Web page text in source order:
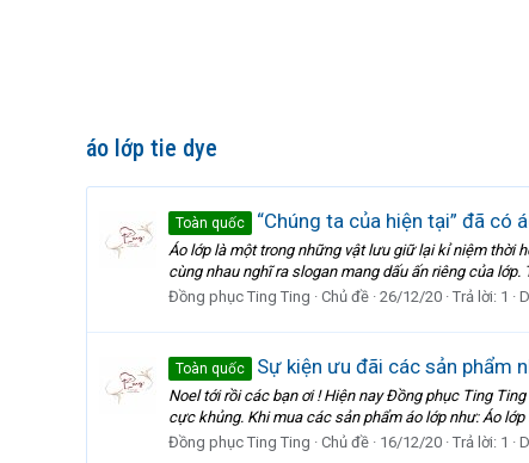
áo lớp tie dye
Toàn quốc “Chúng ta của hiện tại” đã có
Áo lớp là một trong những vật lưu giữ lại kỉ niệm thời
cùng nhau nghĩ ra slogan mang dấu ấn riêng của
Đồng phục Ting Ting
Chủ đề 26/12/20 Trả lời: 1
Toàn quốc Sự kiện ưu đãi các sản phẩm
Noel tới rồi các bạn ơi ! Hiện nay Đồng phục Ting
cực khủng. Khi mua các sản phẩm áo lớp như: Áo
Đồng phục Ting Ting
Chủ đề 16/12/20 Trả lời: 1